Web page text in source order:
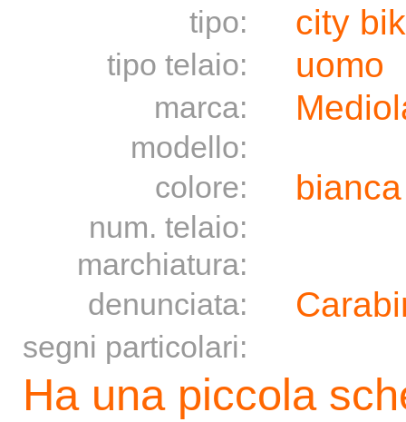
tipo: city
tipo telaio: uomo
marca:
modello:
colore:
num. telaio:
marchiatura:
denunciata:
segni particolari:
Ha una piccola